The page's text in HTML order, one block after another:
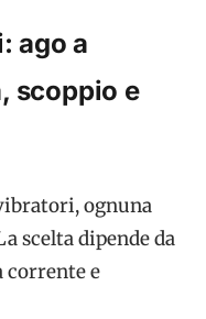
ago a
scoppio e
ognuna
scelta dipende da
corrente e